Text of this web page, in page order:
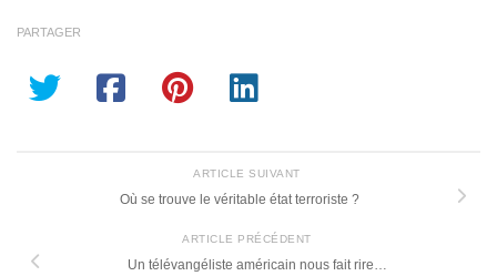
PARTAGER
ARTICLE SUIVANT
Où se trouve le véritable état terroriste ?
ARTICLE PRÉCÉDENT
Un télévangéliste américain nous fait rire…